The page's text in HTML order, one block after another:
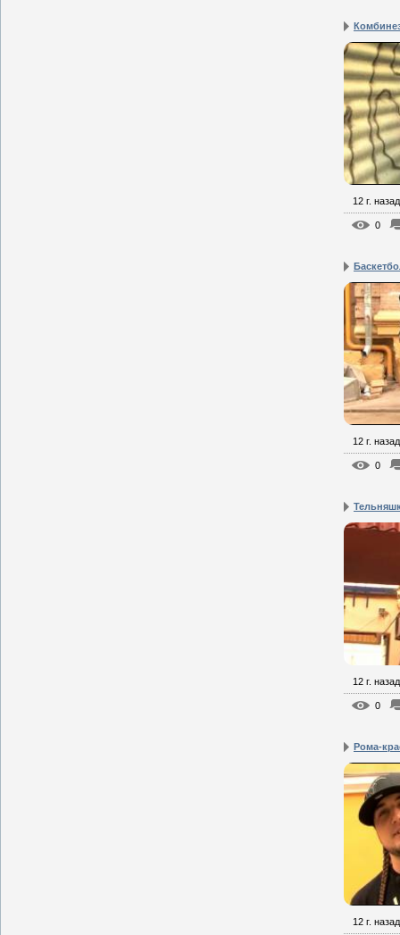
12 г. назад
0
12 г. назад
0
12 г. назад
0
Рома-
12 г. назад